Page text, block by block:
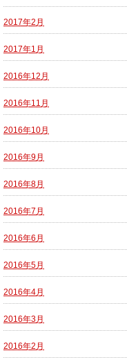
2017年2月
2017年1月
2016年12月
2016年11月
2016年10月
2016年9月
2016年8月
2016年7月
2016年6月
2016年5月
2016年4月
2016年3月
2016年2月